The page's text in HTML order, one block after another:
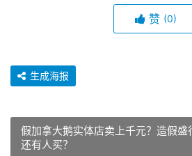
赞 (0)
生成海报
假加拿大鹅实体店卖上千元？造假盛
还有人买？